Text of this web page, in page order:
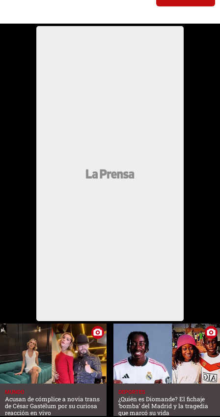
MUNDO
Acusan de cómplice a novia trans
de César Gastélum por su curiosa
reacción en vivo
DEPORTES
¿Quién es Diomande? El fichaje
‘bomba’ del Madrid y la tragedia
que marcó su vida